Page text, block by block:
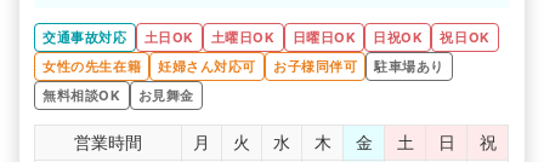
交通事故対応 土日OK 土曜日OK 日曜日OK 日祝OK
祝日OK
女性の先生在籍
妊婦さん対応可 お子様同伴可
駐車場あり
無料相談OK
お見舞金
営業時間 月 火 水 木 金 土 日
祝